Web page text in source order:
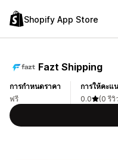
Shopify App Store
Fazt Shipping
การกำหนดราคา
ฟรี
การให้คะแ
0.0
(0 รีวิ